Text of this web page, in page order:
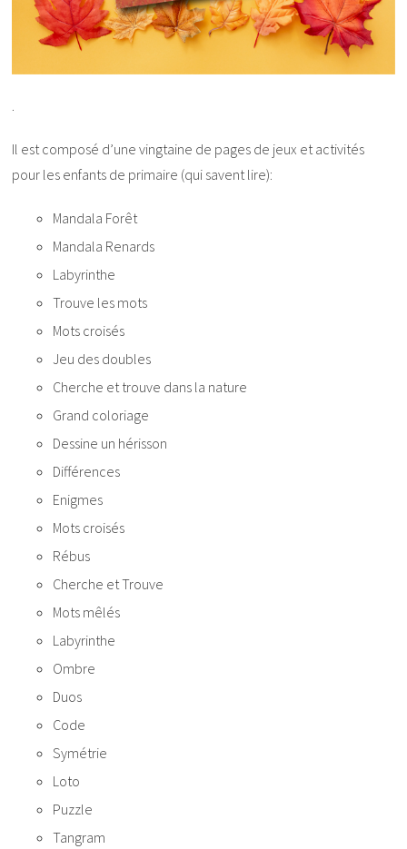
Il est composé d’une vingtaine de pages de jeux et activités
pour les enfants de primaire (qui savent lire):
Mandala Forêt
Mandala Renards
Labyrinthe
Trouve les mots
Mots croisés
Jeu des doubles
Cherche et trouve dans la nature
Grand coloriage
Dessine un hérisson
Différences
Enigmes
Mots croisés
Rébus
Cherche et Trouve
Mots mêlés
Labyrinthe
Ombre
Duos
Code
Symétrie
Loto
Puzzle
Tangram